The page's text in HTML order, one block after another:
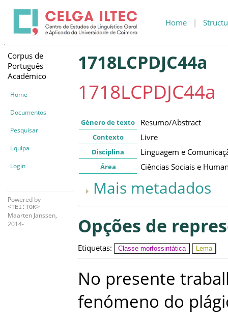
Home |
Corpus de
Português
Académico
Home
Documentos
Pesquisar
Equipa
Login
Powered by
<TEI:TOK>
Maarten Janssen,
2014-
1718LCPDJC44a
1718LCPDJC44a
Género de texto Resumo/Abstract
Contexto Livre
Disciplina Linguagem e
Área Ciências Sociais e
Mais metadados
Opções de
Etiquetas: Classe morfossintática Lema
No presente
fenómeno do